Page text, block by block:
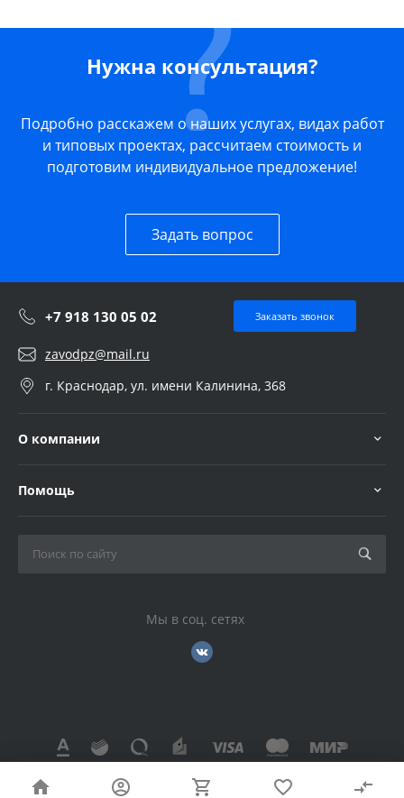
Нужна консультация?
Подробно расскажем о наших услугах, видах работ
и типовых проектах, рассчитаем стоимость и
подготовим индивидуальное предложение!
Задать вопрос
+7 918 130 05 02 Заказать звонок
zavodpz@mail.ru
г. Краснодар, ул. имени Калинина, 368
О компании
Помощь
Мы в соц. сетях
© 2026 , Все права защищены